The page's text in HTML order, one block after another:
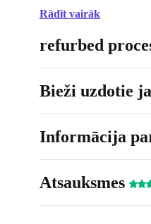
iespaidīgs ainavas
Spēcīga veiktspēja:
vienmērīgu
spēles darbojas bez
Aizraujošs displejs:
collu OLED displeja
asums un reālistiski
Rādīt vairāk
refurbed
Bieži uzdotie
Informācija
Atsauksmes